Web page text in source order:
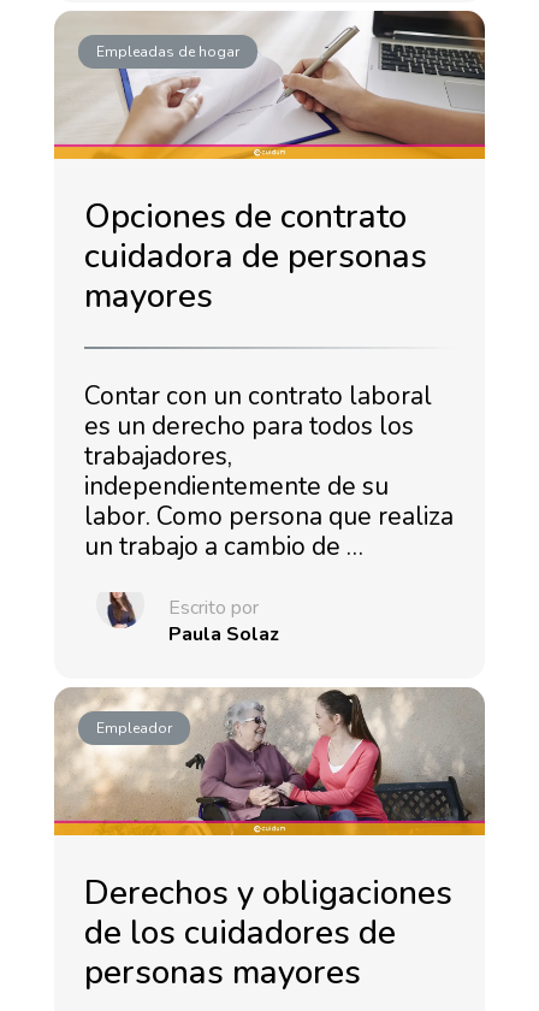
Empleadas de hogar
Opciones de contrato
cuidadora de personas
mayores
Contar con un contrato laboral
es un derecho para todos los
trabajadores,
independientemente de su
labor. Como persona que realiza
un trabajo a cambio de …
Escrito por
Paula Solaz
Empleador
Derechos y obligaciones
de los cuidadores de
personas mayores